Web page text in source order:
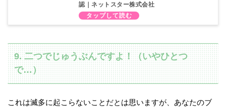
認｜ネットスター株式会社
9. 二つでじゅうぶんですよ！（いやひとつ
で…）
これは滅多に起こらないことだとは思いますが、あなたのブ